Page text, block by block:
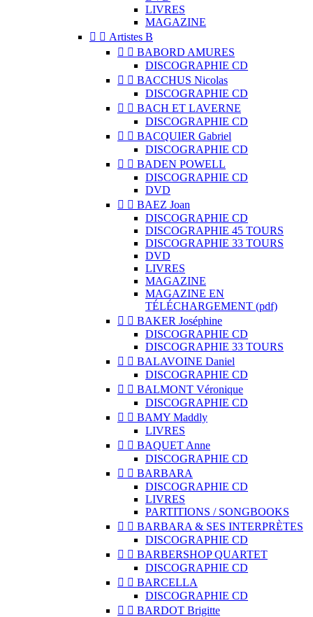
LIVRES
MAGAZINE
  Artistes B
  BABORD AMURES
DISCOGRAPHIE CD
  BACCHUS Nicolas
DISCOGRAPHIE CD
  BACH ET LAVERNE
DISCOGRAPHIE CD
  BACQUIER Gabriel
DISCOGRAPHIE CD
  BADEN POWELL
DISCOGRAPHIE CD
DVD
  BAEZ Joan
DISCOGRAPHIE CD
DISCOGRAPHIE 45 TOURS
DISCOGRAPHIE 33 TOURS
DVD
LIVRES
MAGAZINE
MAGAZINE EN
TÉLÉCHARGEMENT (pdf)
  BAKER Joséphine
DISCOGRAPHIE CD
DISCOGRAPHIE 33 TOURS
  BALAVOINE Daniel
DISCOGRAPHIE CD
  BALMONT Véronique
DISCOGRAPHIE CD
  BAMY Maddly
LIVRES
  BAQUET Anne
DISCOGRAPHIE CD
  BARBARA
DISCOGRAPHIE CD
LIVRES
PARTITIONS / SONGBOOKS
  BARBARA & SES INTERPRÈTES
DISCOGRAPHIE CD
  BARBERSHOP QUARTET
DISCOGRAPHIE CD
  BARCELLA
DISCOGRAPHIE CD
  BARDOT Brigitte